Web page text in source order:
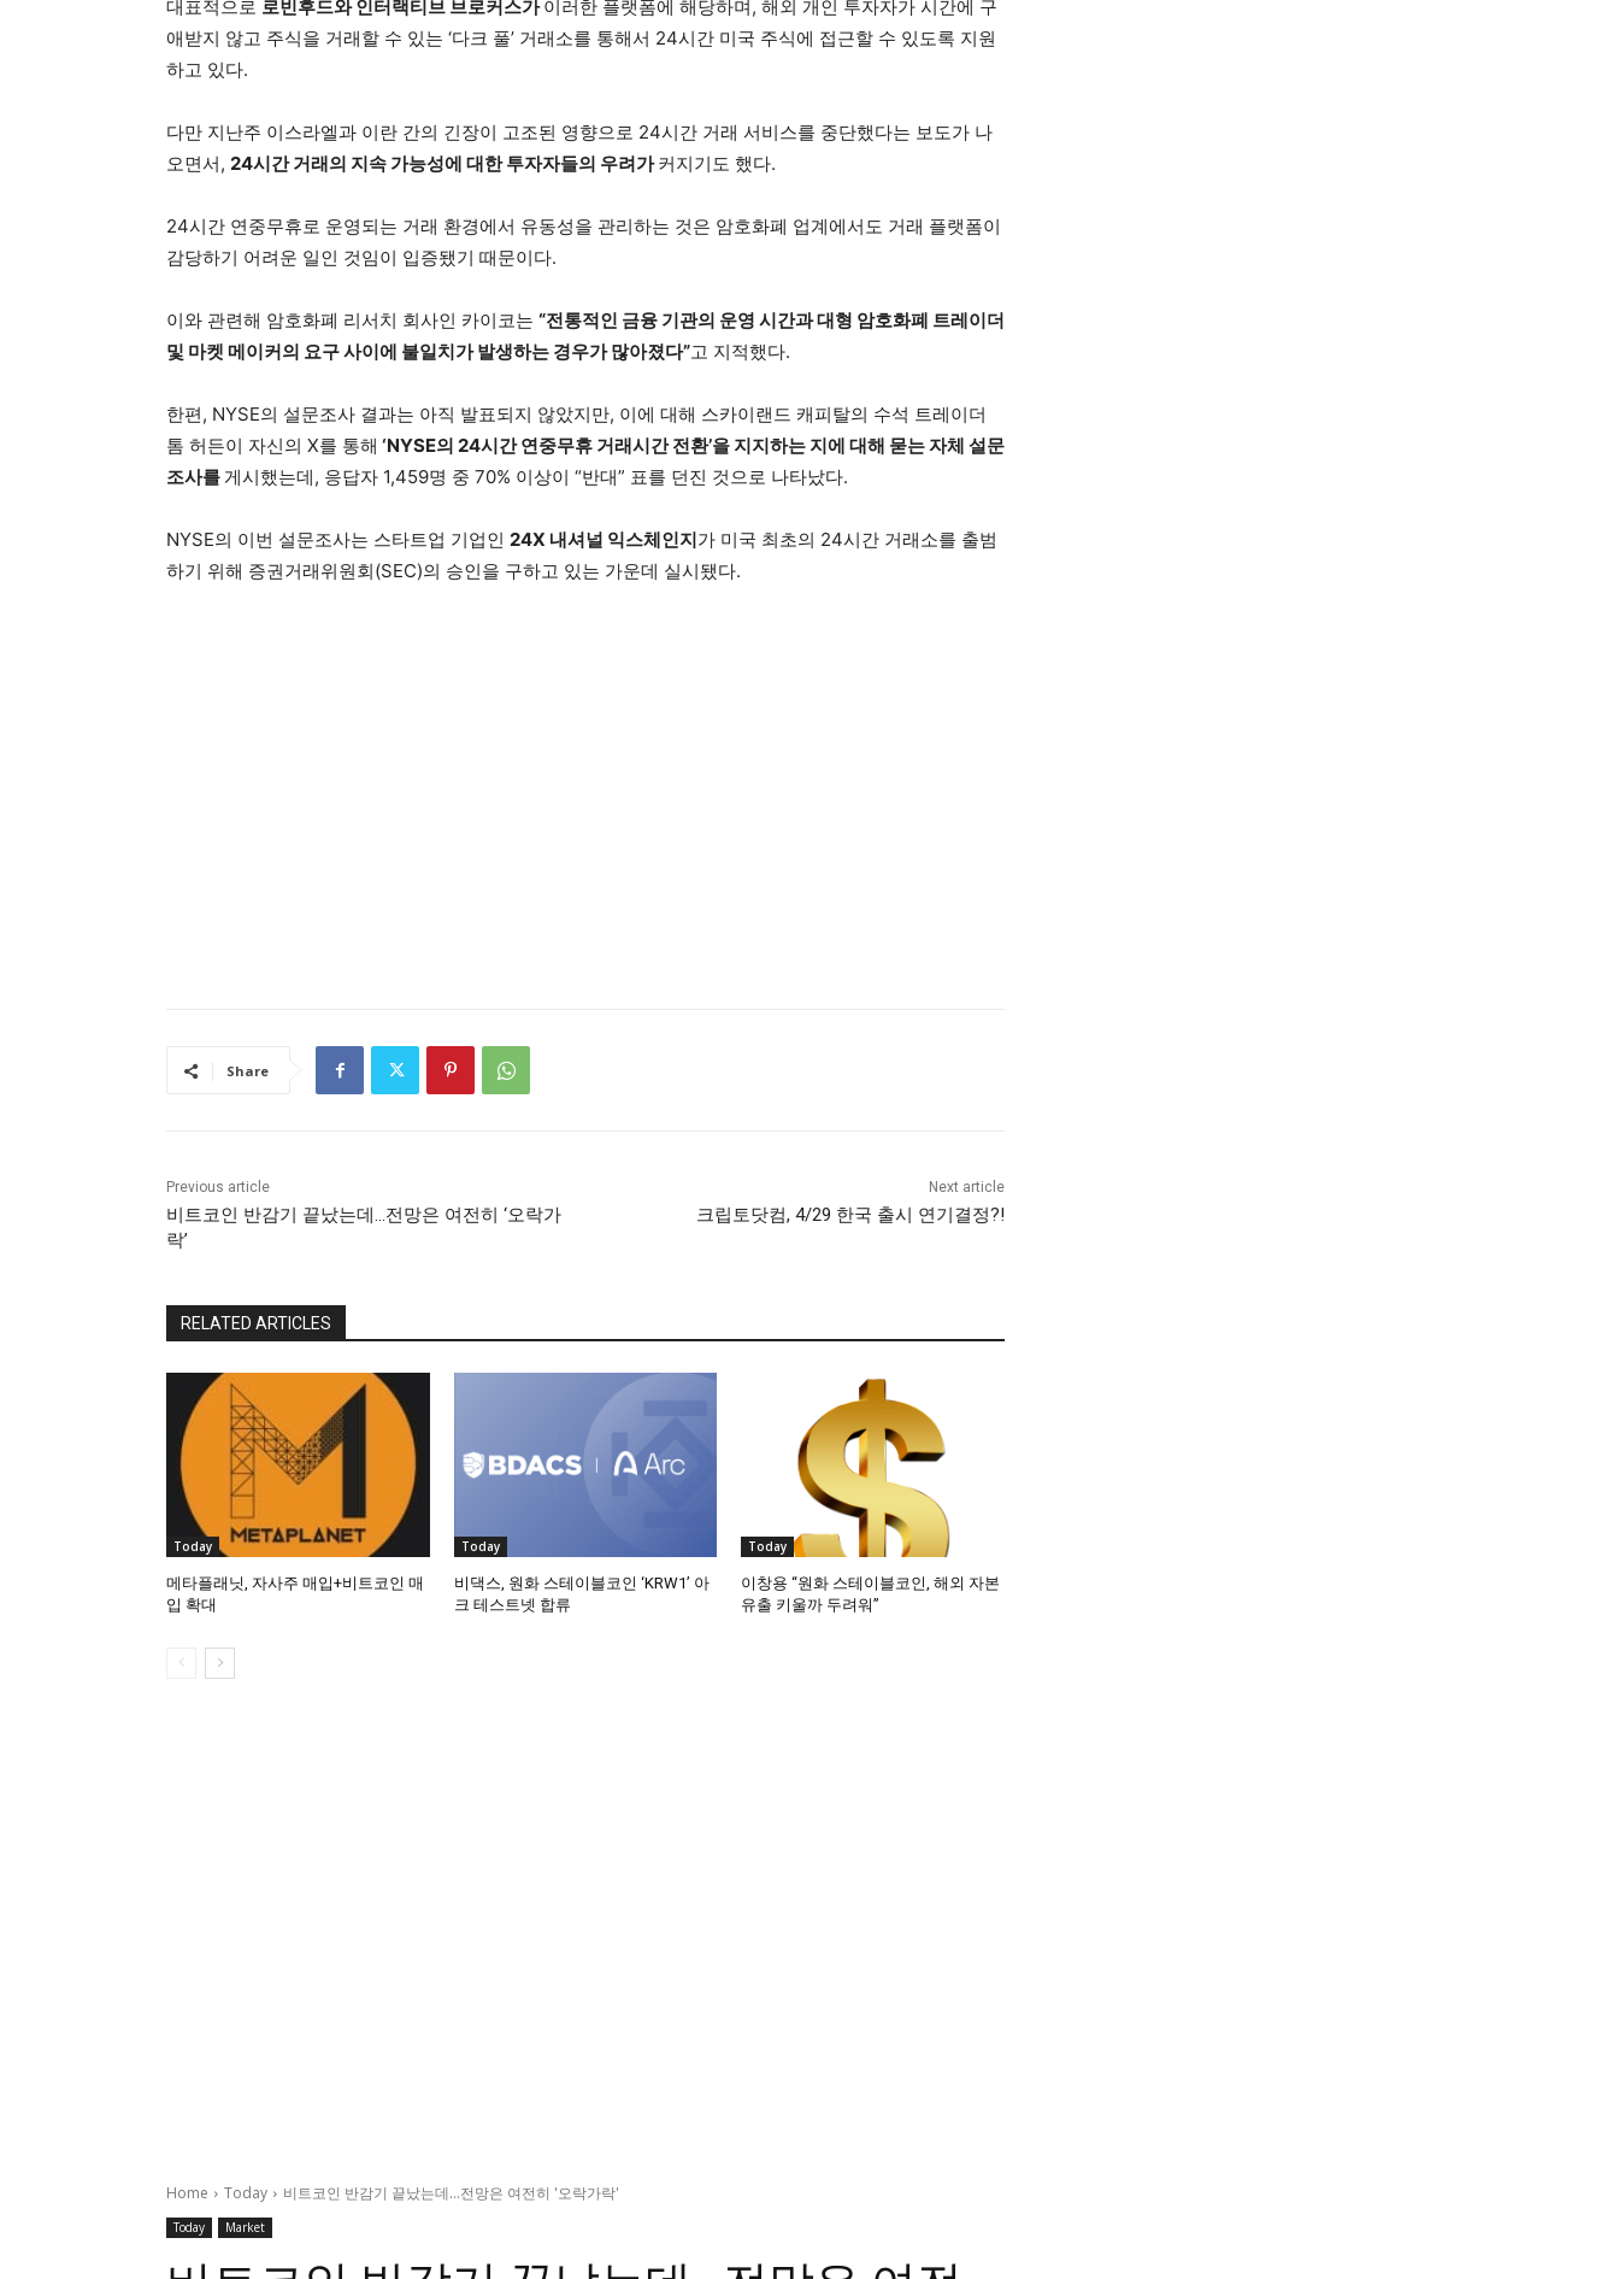
대표적으로 로빈후드와 인터랙티브 브로커스가이러한 플랫폼에 해당하며, 해외 개인 투자자가 시간에 구
애받지 않고 주식을 거래할 수 있는 ‘다크 풀’ 거래소를 통해서 24시간 미국 주식에 접근할 수 있도록 지원
하고 있다.
다만 지난주 이스라엘과 이란 간의 긴장이 고조된 영향으로 24시간 거래 서비스를 중단했다는 보도가 나
오면서, 24시간 거래의 지속 가능성에 대한 투자자들의 우려가커지기도 했다.
24시간 연중무휴로 운영되는 거래 환경에서 유동성을 관리하는 것은 암호화폐 업계에서도 거래 플랫폼이
감당하기 어려운 일인 것임이 입증됐기 때문이다.
이와 관련해 암호화폐 리서치 회사인 카이코는 “전통적인 금융 기관의 운영 시간과 대형 암호화폐 트레이더
및 마켓 메이커의 요구 사이에 불일치가 발생하는 경우가 많아졌다”고 지적했다.
한편, NYSE의 설문조사 결과는 아직 발표되지 않았지만, 이에 대해 스카이랜드 캐피탈의 수석 트레이더
톰 허든이 자신의 X를 통해 ‘NYSE의 24시간 연중무휴 거래시간 전환’을 지지하는 지에 대해 묻는 자체 설문
조사를 게시했는데, 응답자 1,459명 중 70% 이상이 “반대” 표를 던진 것으로 나타났다.
NYSE의 이번 설문조사는 스타트업 기업인 24X 내셔널 익스체인지가 미국 최초의 24시간 거래소를 출범
하기 위해 증권거래위원회(SEC)의 승인을 구하고 있는 가운데 실시됐다.
Share
Previous article
비트코인 반감기 끝났는데…전망은 여전히 ‘오락가
락’
Next article
크립토닷컴, 4/29 한국 출시 연기결정?!
RELATED ARTICLES
Today
메타플래닛, 자사주 매입+비트코인 매
입 확대
Today
비댁스, 원화 스테이블코인 ‘KRW1’ 아
크 테스트넷 합류
Today
이창용 “원화 스테이블코인, 해외 자본
유출 키울까 두려워”